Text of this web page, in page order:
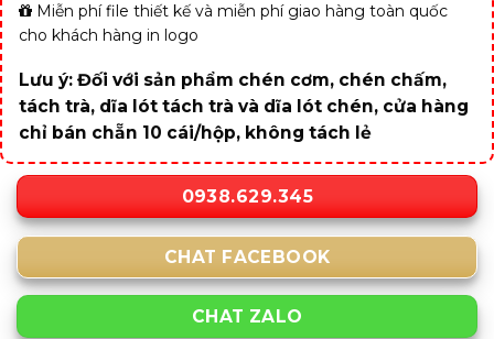
Miễn phí file thiết kế và miễn phí giao hàng toàn quốc
cho khách hàng in logo
Lưu ý: Đối với sản phẩm chén cơm, chén chấm,
tách trà, dĩa lót tách trà và dĩa lót chén, cửa hàng
chỉ bán chẵn 10 cái/hộp, không tách lẻ
0938.629.345
CHAT FACEBOOK
CHAT ZALO